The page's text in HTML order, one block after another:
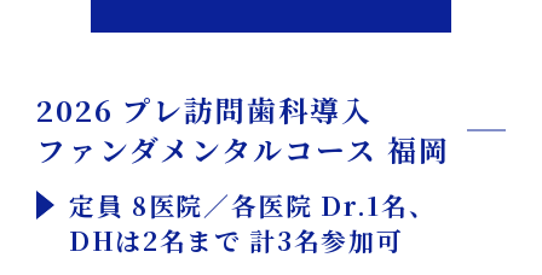
2026 プレ訪問歯科導入
ファンダメンタルコース 福岡
定員 8医院／各医院 Dr.1名、
DHは2名まで 計3名参加可